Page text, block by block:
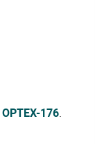
OPTEX-176.